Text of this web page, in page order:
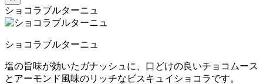
ショコラブルターニュ
ショコラブルターニュ
塩の旨味が効いたガナッシュに、口どけの良いチョコムース
とアーモンド風味のリッチなビスキュイショコラです。